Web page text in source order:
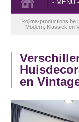
kojima-productions.be
| Modern, Klassiek en
en